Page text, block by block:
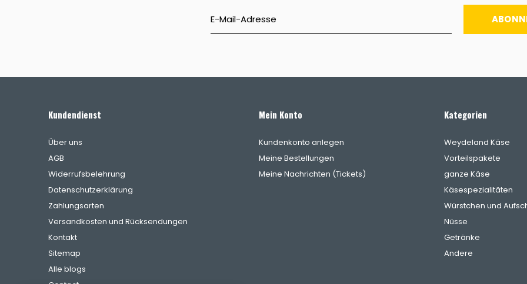
Kundendienst
Über uns
AGB
Widerrufsbelehrung
Datenschutzerklärung
Zahlungsarten
Versandkosten und Rücksendungen
Kontakt
Sitemap
Alle blogs
Mein Konto
Kundenkonto anlegen
Meine Bestellungen
Meine Nachrichten (Tickets)
Kategorien
Weydeland Käse
Vorteilspakete
ganze Käse
Käsespezialitäten
Würstchen und
Nüsse
Getränke
Andere